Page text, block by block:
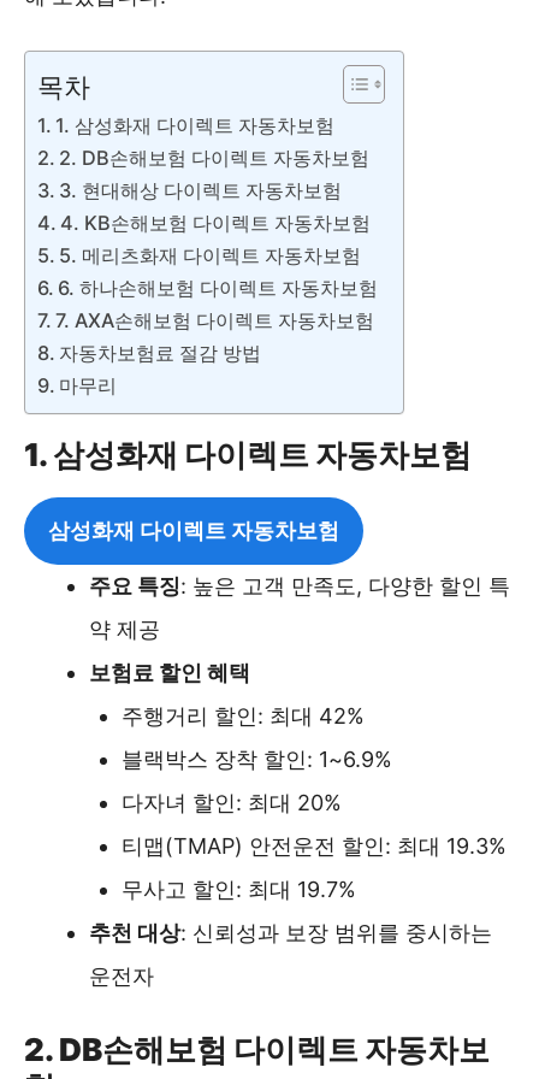
목차
1. 삼성화재 다이렉트 자동차보험
2. DB손해보험 다이렉트 자동차보험
3. 현대해상 다이렉트 자동차보험
4. KB손해보험 다이렉트 자동차보험
5. 메리츠화재 다이렉트 자동차보험
6. 하나손해보험 다이렉트 자동차보험
7. AXA손해보험 다이렉트 자동차보험
자동차보험료 절감 방법
마무리
1. 삼성화재 다이렉트 자동차보험
삼성화재 다이렉트 자동차보험
주요 특징: 높은 고객 만족도, 다양한 할인 특
약 제공
보험료 할인 혜택
주행거리 할인: 최대 42%
블랙박스 장착 할인: 1~6.9%
다자녀 할인: 최대 20%
티맵(TMAP) 안전운전 할인: 최대 19.3%
무사고 할인: 최대 19.7%
추천 대상: 신뢰성과 보장 범위를 중시하는
운전자
2. DB손해보험 다이렉트 자동차보